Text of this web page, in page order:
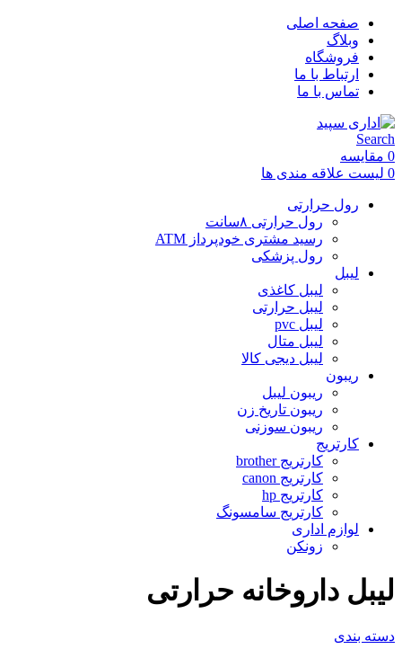
صفحه اصلی
وبلاگ
فروشگاه
ارتباط با ما
تماس با ما
Search
0 مقایسه
0 لیست علاقه مندی ها
رول حرارتی
رول حرارتی ۸سانت
رسید مشتری خودپرداز ATM
رول پزشکی
لیبل
لیبل کاغذی
لیبل حرارتی
لیبل pvc
لیبل متال
لیبل دیجی کالا
ریبون
ریبون لیبل
ریبون تاریخ زن
ریبون سوزنی
کارتریج
کارتریج brother
کارتریج canon
کارتریج hp
کارتریج سامسونگ
لوازم اداری
زونکن
لیبل داروخانه حرارتی
دسته بندی